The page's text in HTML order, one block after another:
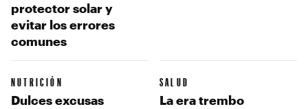
protector solar y
evitar los errores
comunes
NUTRICIÓN
Dulces excusas
SALUD
La era trembo